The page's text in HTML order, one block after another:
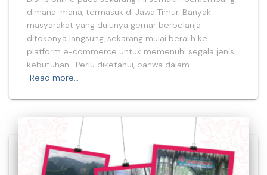
dimana-mana, termasuk di Jawa Timur. Banyak
masyarakat yang dulunya gemar berbelanja
ditokonya langsung, sekarang mulai beralih ke
platform e-commerce untuk memenuhi segala jenis
kebutuhan. Perlu diketahui, bahwa dalam
Read more…